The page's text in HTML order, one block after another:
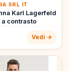
SRL IT
Karl Lagerfeld
contrasto
Vedi →